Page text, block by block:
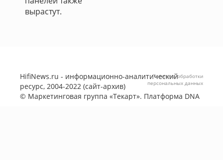
вырастут.
HifiNews.ru - информационно-аналитический
ресурс, 2004-2022 (сайт-архив)
© Маркетинговая группа «Текарт». Платформа DNA
Политика обработки
персональных данных